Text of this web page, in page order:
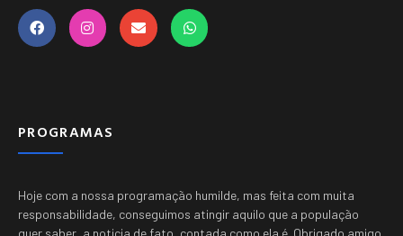
PROGRAMAS
Hoje com a nossa programação humilde, mas feita com muita
responsabilidade, conseguimos atingir aquilo que a população
quer saber, a noticia de fato, contada como ela é. Obrigado amigo